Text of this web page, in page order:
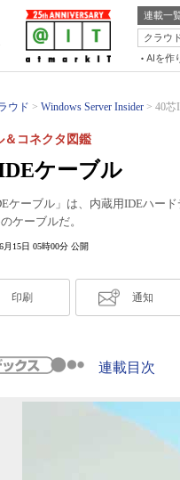
連載一
クラウ
AIを作
ウド Windows Server Insider 40芯
ケーブル
＆コネクタ図鑑
ケーブル」は、内蔵用IDEハー
ケーブルだ。
月15日 05時00分 公開
印刷 通知
連載目次